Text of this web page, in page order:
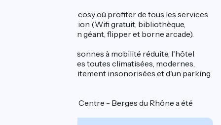
Découvrez un coin cosy où profiter de tous les services
mis à votre disposition (Wifi gratuit, bibliothèque,
Télévision HD écran géant, flipper et borne arcade).
Accessible aux personnes à mobilité réduite, l'hôtel
dispose de chambres toutes climatisées, modernes,
spacieuses et parfaitement insonorisées et d'un parking
Le Campanile Lyon Centre - Berges du Rhône a été